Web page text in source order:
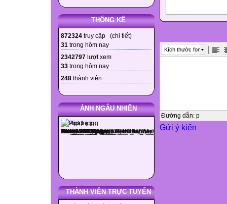
THỐNG KÊ
872324 truy cập (chi tiết)
31 trong hôm nay
2342797 lượt xem
33 trong hôm nay
248 thành viên
ẢNH NGẪU NHIÊN
THÀNH VIÊN TRỰC TUYẾN
Nội dung
Tổng số
tiết
Trọng số

Kích thước font
Đường dẫn: p
Gửi ý kiến